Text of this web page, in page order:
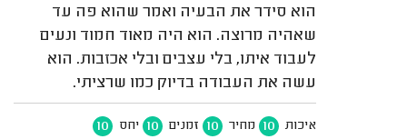
הוא סידר את הבעיה ואמר שהוא פה עד
שאהיה מרוצה. הוא היה מאוד חמוד ונעים
לעבוד איתו, בלי עצבים ובלי אכזבות. הוא
עשה את העבודה בדיוק כמו שרציתי.
איכות 10 מחיר 10 זמנים 10 יחס 10